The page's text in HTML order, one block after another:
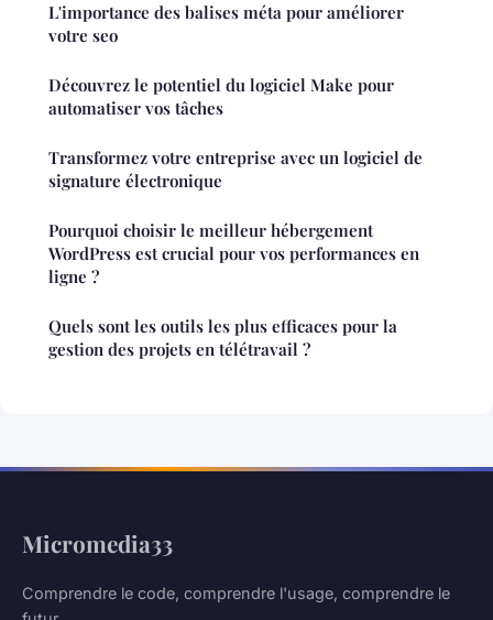
L'importance des balises méta pour améliorer
votre seo
Découvrez le potentiel du logiciel Make pour
automatiser vos tâches
Transformez votre entreprise avec un logiciel de
signature électronique
Pourquoi choisir le meilleur hébergement
WordPress est crucial pour vos performances en
ligne ?
Quels sont les outils les plus efficaces pour la
gestion des projets en télétravail ?
Micromedia33
Comprendre le code, comprendre l'usage, comprendre le